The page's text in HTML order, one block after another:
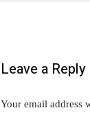
Leave a Reply
Your email address